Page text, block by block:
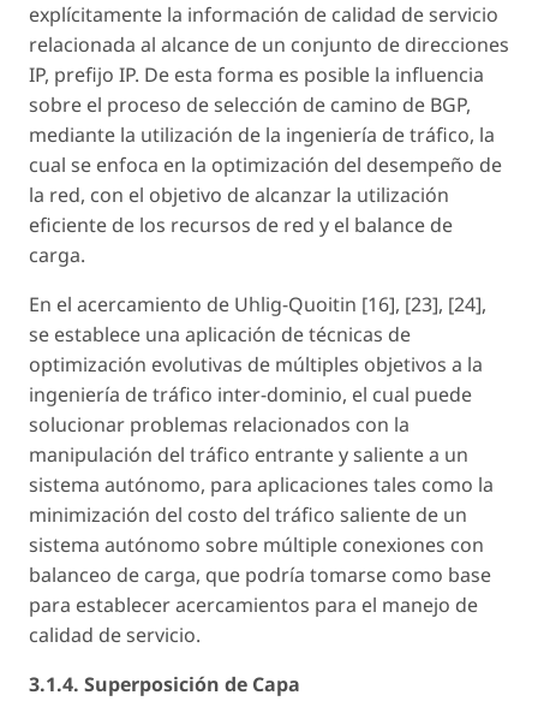
explícitamente la información de calidad de servicio
relacionada al alcance de un conjunto de direcciones
IP, prefijo IP. De esta forma es posible la influencia
sobre el proceso de selección de camino de BGP,
mediante la utilización de la ingeniería de tráfico, la
cual se enfoca en la optimización del desempeño de
la red, con el objetivo de alcanzar la utilización
eficiente de los recursos de red y el balance de
carga.
En el acercamiento de Uhlig-Quoitin [16], [23], [24],
se establece una aplicación de técnicas de
optimización evolutivas de múltiples objetivos a la
ingeniería de tráfico inter-dominio, el cual puede
solucionar problemas relacionados con la
manipulación del tráfico entrante y saliente a un
sistema autónomo, para aplicaciones tales como la
minimización del costo del tráfico saliente de un
sistema autónomo sobre múltiple conexiones con
balanceo de carga, que podría tomarse como base
para establecer acercamientos para el manejo de
calidad de servicio.
3.1.4. Superposición de Capa